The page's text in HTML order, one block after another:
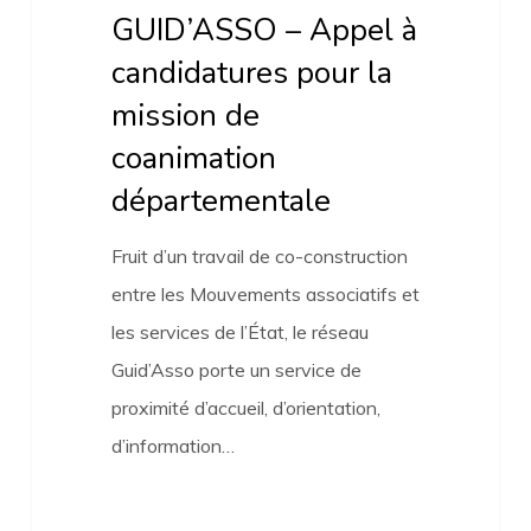
départementaleGUID’ASSO – Appel à
candidatures pour la
mission de
coanimation
départementale
Fruit d’un travail de co-construction
entre les Mouvements associatifs et
les services de l’État, le réseau
Guid’Asso porte un service de
proximité d’accueil, d’orientation,
d’information…